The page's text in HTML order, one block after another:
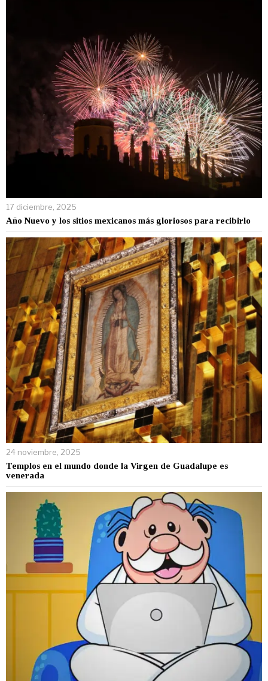
17 diciembre, 2025
Año Nuevo y los sitios mexicanos más gloriosos para recibirlo
24 noviembre, 2025
Templos en el mundo donde la Virgen de Guadalupe es
venerada